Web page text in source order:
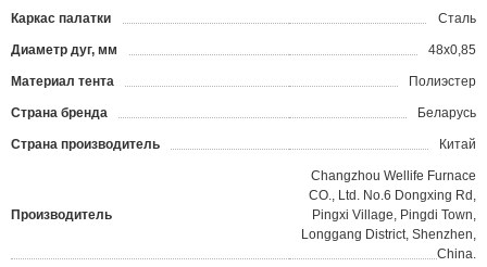
Каркас палатки Сталь
Диаметр дуг, мм 48х0,85
Материал тента Полиэстер
Страна бренда Беларусь
Страна производитель Китай
Производитель
Changzhou Wellife Furnace
CO., Ltd. No.6 Dongxing Rd,
Pingxi Village, Pingdi Town,
Longgang District, Shenzhen,
China.